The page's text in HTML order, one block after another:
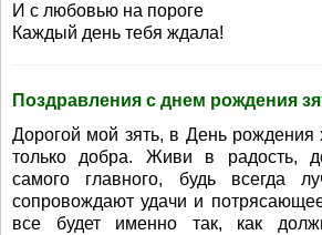
И с любовью на пороге
Каждый день тебя ждала!
Поздравления с днем рождения
Дорогой мой зять, в День рождения
только добра. Живи в радость,
самого главного, будь всегда
сопровождают удачи и
все будет именно так, как